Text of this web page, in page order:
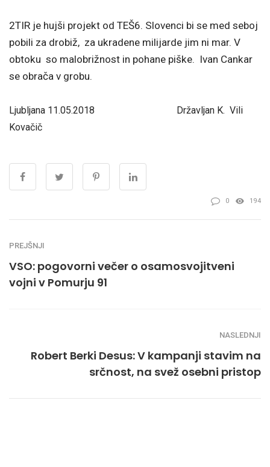
2TIR je hujši projekt od TEŠ6. Slovenci bi se med seboj
pobili za drobiž, za ukradene milijarde jim ni mar. V
obtoku so malobrižnost in pohane piške. Ivan Cankar
se obrača v grobu.
Ljubljana 11.05.2018 Državljan K. Vili
Kovačič
0 194
PREJŠNJI
VSO: pogovorni večer o osamosvojitveni
vojni v Pomurju 91
NASLEDNJI
Robert Berki Desus: V kampanji stavim na
srčnost, na svež osebni pristop